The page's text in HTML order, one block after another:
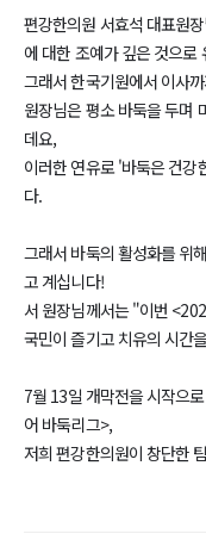
편강한의원 서효석 대표원
에 대한 조예가 깊은 것으로
그래서 한국기원에서 이사
원장님은 평소 바둑을 두며
데요,
이러한 연유로 '바둑은 건강
다.
그래서 바둑의 활성화를 위
고 계십니다!
서 원장님께서는 "이번
국민이 즐기고 치유의 시간
7월 13일 개막전을 시작으
어 바둑리그>​,
저희 편강한의원이 창단한